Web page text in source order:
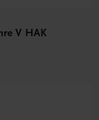
V HAK